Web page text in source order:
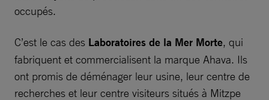
occupés.
C’est le cas des Laboratoires de la Mer Morte, qui
fabriquent et commercialisent la marque Ahava. Ils
ont promis de déménager leur usine, leur centre de
recherches et leur centre visiteurs situés à Mitzpe